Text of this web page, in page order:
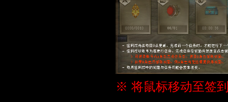
※ 将鼠标移动至签